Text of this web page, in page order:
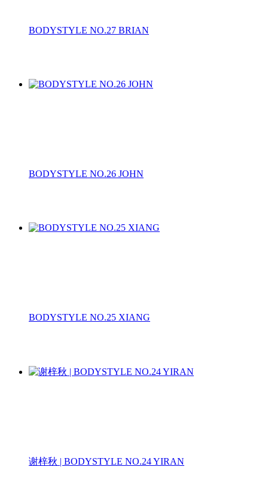
BODYSTYLE NO.27 BRIAN
BODYSTYLE NO.26 JOHN
BODYSTYLE NO.25 XIANG
谢梓秋 | BODYSTYLE NO.24 YIRAN